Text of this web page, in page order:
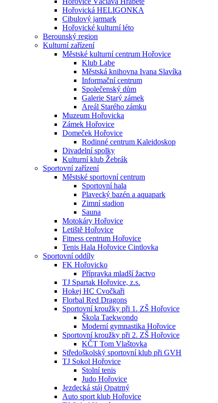
Hořovická HELIGONKA
Cibulový jarmark
Hořovické kulturní léto
Berounský region
Kulturní zařízení
Městské kulturní centrum Hořovice
Klub Labe
Městská knihovna Ivana Slavíka
Informační centrum
Společenský dům
Galerie Starý zámek
Areál Starého zámku
Muzeum Hořovicka
Zámek Hořovice
Domeček Hořovice
Rodinné centrum Kaleidoskop
Divadelní spolky
Kulturní klub Žebrák
Sportovní zařízení
Městské sportovní centrum
Sportovní hala
Plavecký bazén a aquapark
Zimní stadion
Sauna
Motokáry Hořovice
Letiště Hořovice
Fitness centrum Hořovice
Tenis Hala Hořovice Cintlovka
Sportovní oddíly
FK Hořovicko
Přípravka mladší žactvo
TJ Spartak Hořovice, z.s.
Hokej HC Cvočkaři
Florbal Red Dragons
Sportovní kroužky při 1. ZŠ Hořovice
Škola Taekwondo
Moderní gymnastika Hořovice
Sportovní kroužky při 2. ZŠ Hořovice
KČT Tom Vlaštovka
Středoškolský sportovní klub při GVH
TJ Sokol Hořovice
Stolní tenis
Judo Hořovice
Jezdecká stáj Opatrný
Auto sport klub Hořovice